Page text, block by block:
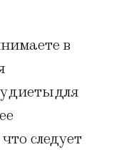
в
диеты для
следует